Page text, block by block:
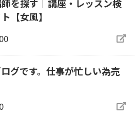
を探す｜講座・レッスン検
【女風】
グです。仕事が忙しい為売